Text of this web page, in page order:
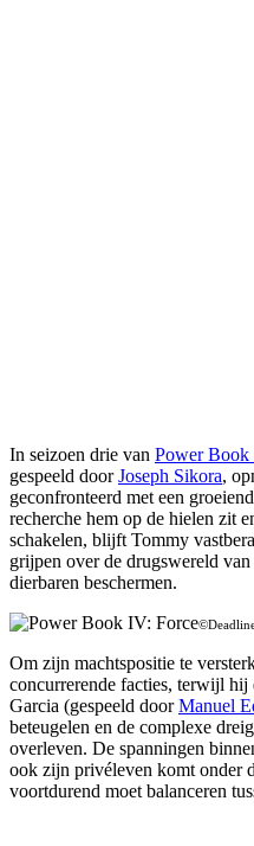
In seizoen drie van Power Book
gespeeld doorJoseph Sikora,
geconfronteerd met een
recherche hem op de hielen zit
schakelen, blijft Tommy
grijpen over de drugswereld
dierbaren beschermen.
Om zijn machtspositie te
concurrerende facties, terwijl
Garcia (gespeeld doorManuel
beteugelen en de complexe
overleven. De spanningen
ook zijn privéleven komt onder
voortdurend moet balanceren